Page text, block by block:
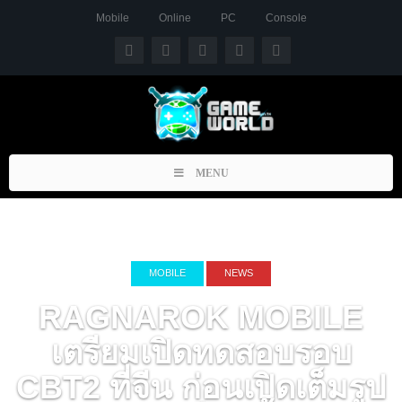
Mobile Online PC Console
Toggle
navigation
MENU
MOBILE NEWS
RAGNAROK MOBILE
เตรียมเปิดทดสอบรอบ
CBT2 ที่จีน ก่อนเปิดเต็มรูป